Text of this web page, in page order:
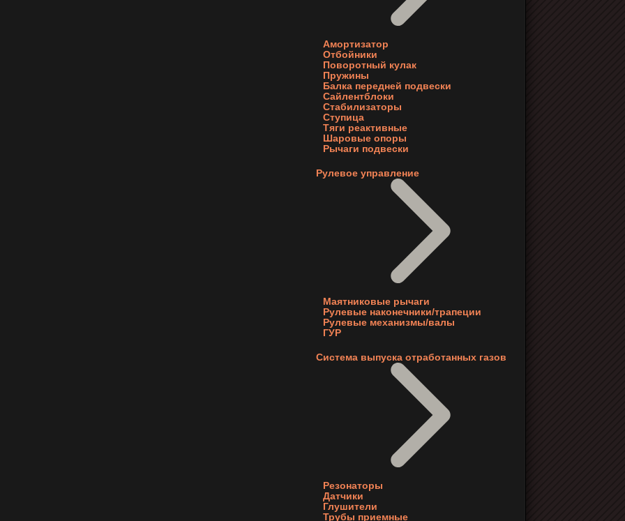
Амортизатор
Отбойники
Поворотный кулак
Пружины
Балка передней подвески
Сайлентблоки
Стабилизаторы
Ступица
Тяги реактивные
Шаровые опоры
Рычаги подвески
Рулевое управление
Маятниковые рычаги
Рулевые наконечники/трапеции
Рулевые механизмы/валы
ГУР
Система выпуска отработанных газов
Резонаторы
Датчики
Глушители
Трубы приемные